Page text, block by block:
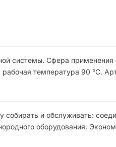
системы. Сфера применения
температура 90 °C.
и обслуживать:
оборудования.